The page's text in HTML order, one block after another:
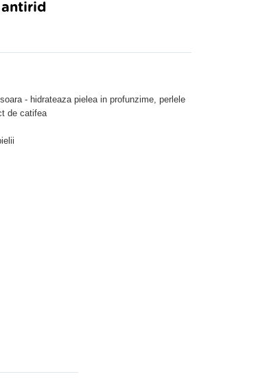
antirid
- hidrateaza pielea in profunzime, perlele
de catifea